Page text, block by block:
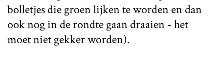
bolletjes die groen lijken te worden en dan
ook nog in de rondte gaan draaien - het
moet niet gekker worden).